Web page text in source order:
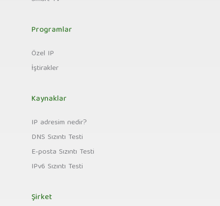
Programlar
Özel IP
İştirakler
Kaynaklar
IP adresim nedir?
DNS Sızıntı Testi
E-posta Sızıntı Testi
IPv6 Sızıntı Testi
Şirket